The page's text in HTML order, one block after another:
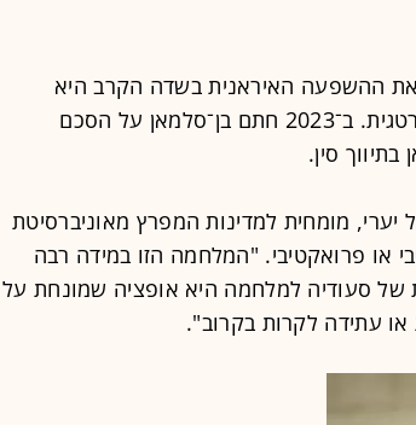
ההשפעה האיראנית בשדה הקרב היא
שהובילה בסופו של דבר לתפנית אסטרטגית. ב־2023 חתם בן־סלמאן על הסכם
סין.
מומחית למדינות המפרץ מאוניברסיטת
או פרואקטיבי. "המלחמה הזו במידה רבה
סעודיה למלחמה היא אופציה שמונחת על
עתידה לקרות בקרוב".